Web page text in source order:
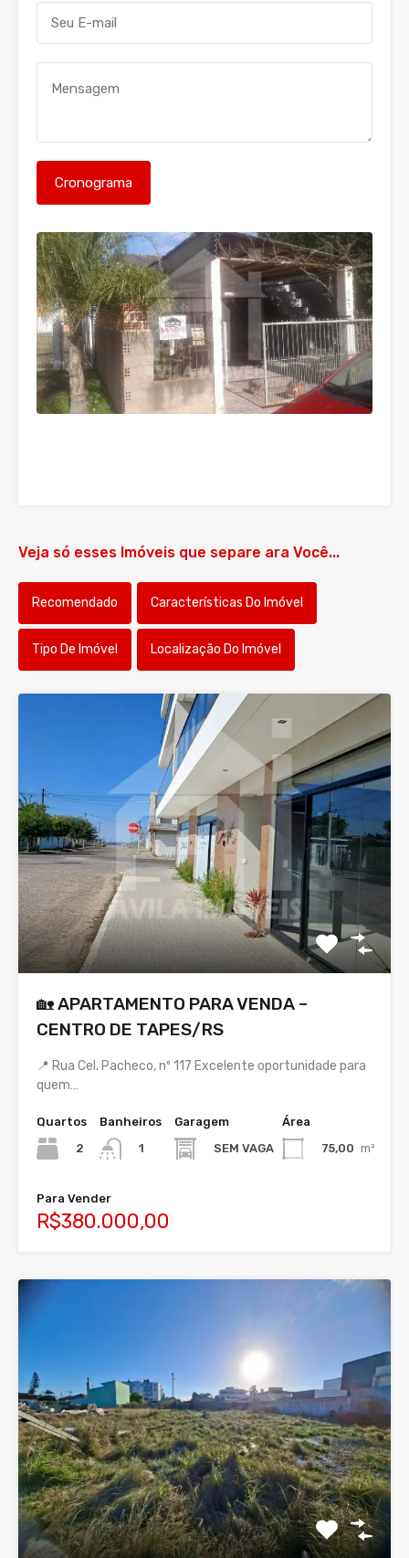
Veja só esses Imóveis que separe ara Você...
Recomendado Características Do Imóvel
Tipo De Imóvel Localização Do Imóvel
🏡 APARTAMENTO PARA VENDA –
CENTRO DE TAPES/RS
📍 Rua Cel. Pacheco, nº 117 Excelente oportunidade para
quem…
Quartos
2
Banheiros
1
Garagem
SEM VAGA
Área
75,00 m²
Para Vender
R$380.000,00